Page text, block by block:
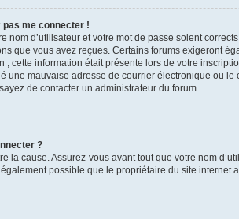
me connecter !
nom d’utilisateur et votre mot de passe soient
que vous avez reçues. Certains forums exigeront
; cette information était présente lors de votre
une mauvaise adresse de courrier électronique ou
de contacter un administrateur du forum.
?
la cause. Assurez-vous avant tout que votre nom
possible que le propriétaire du site internet